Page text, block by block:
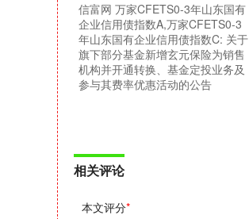
信富网 万家CFETS0-3年山东国有
企业信用债指数A,万家CFETS0-3
年山东国有企业信用债指数C: 关于
旗下部分基金新增玄元保险为销售
机构并开通转换、基金定投业务及
参与其费率优惠活动的公告
相关评论
本文评分*